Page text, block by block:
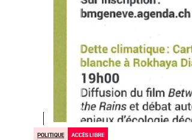
POLITIQUE ACCÈS LIBRE